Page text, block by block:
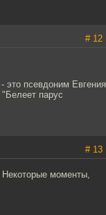
# 12
это псевдоним Евгения
парус
# 13
Некоторые моменты,